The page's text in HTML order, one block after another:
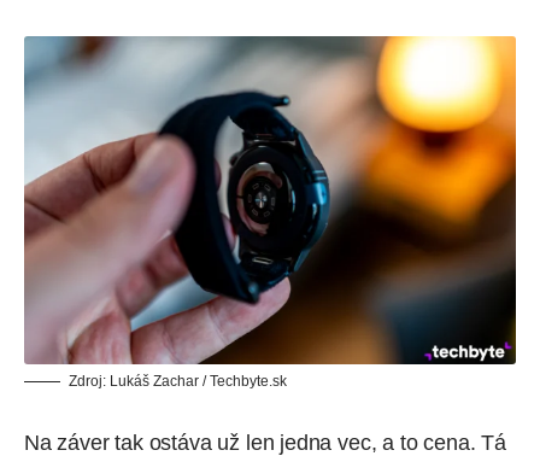
Zdroj: Lukáš Zachar / Techbyte.sk
Na záver tak ostáva už len jedna vec, a to cena. Tá